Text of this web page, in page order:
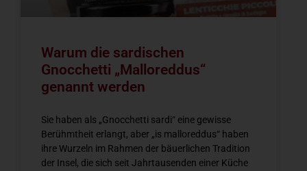
Warum die sardischen
Gnocchetti „Malloreddus“
genannt werden
Sie haben als „Gnocchetti sardi“ eine gewisse
Berühmtheit erlangt, aber „is malloreddus“ haben
ihre Wurzeln im Rahmen der bäuerlichen Tradition
der Insel, die sich seit Jahrtausenden einer Küche